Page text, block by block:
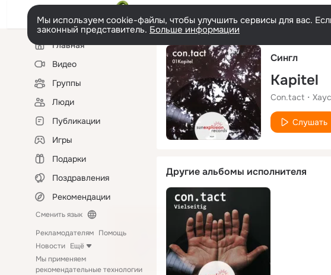
Мы используем cookie-файлы, чтобы улучшить сервисы для вас.
законный представитель. Больше информации
Левая
колонкаГлавная
Видео
Группы
Люди
Публикации
Игры
Подарки
Поздравления
Рекомендации
Сменить язык
Рекламодателям Помощь
Новости Ещё
Мы применяем
рекомендательные технологии
Сингл
Kapitel
Con.tact Хаус
Слушать
Другие альбомы исполнителя